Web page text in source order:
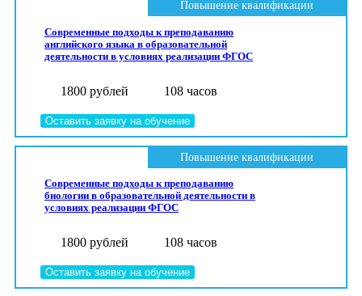
Современные подходы к преподаванию
английского языка в образовательной
деятельности в условиях реализации ФГОС
1800 рублей 108 часов
Оставить заявку на обучение
Повышение квалификации
Современные подходы к преподаванию
биологии в образовательной деятельности в
условиях реализации ФГОС
1800 рублей 108 часов
Оставить заявку на обучение
Повышение квалификации